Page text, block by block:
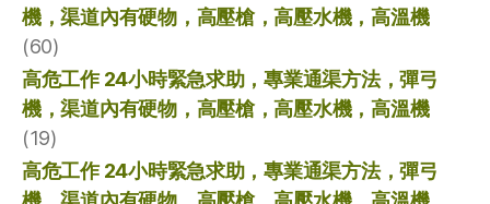
機，渠道內有硬物，高壓槍，高壓水機，高溫機
(60)
高危工作 24小時緊急求助，專業通渠方法，彈弓
機，渠道內有硬物，高壓槍，高壓水機，高溫機
(19)
高危工作 24小時緊急求助，專業通渠方法，彈弓